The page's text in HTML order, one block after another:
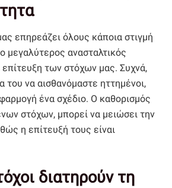
επηρεάζει όλους κάποια στιγμή
μεγαλύτερος ανασταλτικός
επίτευξη των στόχων μας. Συχνά,
του να αισθανόμαστε ηττημένοι,
ένα σχέδιο. Ο καθορισμός
στόχων, μπορεί να μειώσει την
η επίτευξή τους είναι
διατηρούν τη